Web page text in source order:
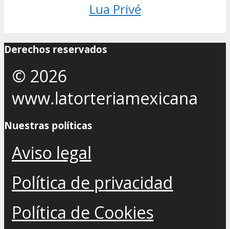
Lua Privé
Derechos reservados
© 2026
www.latorteriamexicana
Nuestras políticas
Aviso legal
Política de privacidad
Política de Cookies